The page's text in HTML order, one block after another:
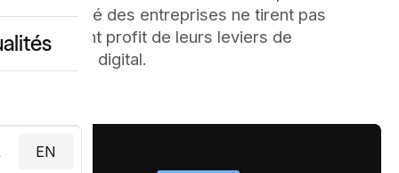
EN
La majorité des entreprises ne tirent pas
pleinement profit de leurs leviers de
marketing digital.